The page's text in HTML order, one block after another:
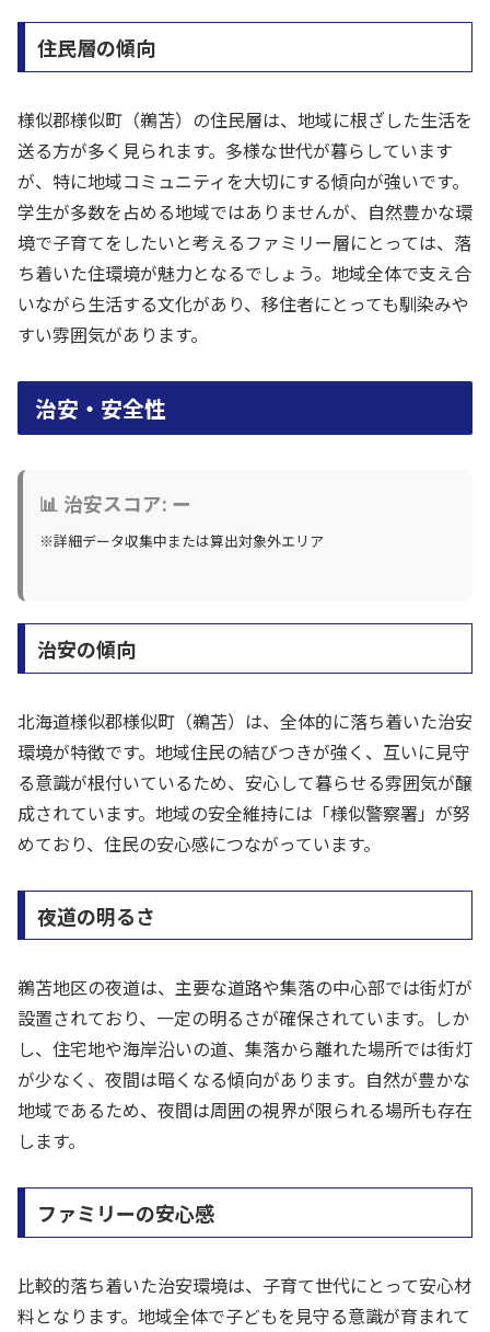
住民層の傾向
様似郡様似町（鵜苫）の住民層は、地域に根ざした生活を
送る方が多く見られます。多様な世代が暮らしています
が、特に地域コミュニティを大切にする傾向が強いです。
学生が多数を占める地域ではありませんが、自然豊かな環
境で子育てをしたいと考えるファミリー層にとっては、落
ち着いた住環境が魅力となるでしょう。地域全体で支え合
いながら生活する文化があり、移住者にとっても馴染みや
すい雰囲気があります。
治安・安全性
📊 治安スコア: ー
※詳細データ収集中または算出対象外エリア
治安の傾向
北海道様似郡様似町（鵜苫）は、全体的に落ち着いた治安
環境が特徴です。地域住民の結びつきが強く、互いに見守
る意識が根付いているため、安心して暮らせる雰囲気が醸
成されています。地域の安全維持には「様似警察署」が努
めており、住民の安心感につながっています。
夜道の明るさ
鵜苫地区の夜道は、主要な道路や集落の中心部では街灯が
設置されており、一定の明るさが確保されています。しか
し、住宅地や海岸沿いの道、集落から離れた場所では街灯
が少なく、夜間は暗くなる傾向があります。自然が豊かな
地域であるため、夜間は周囲の視界が限られる場所も存在
します。
ファミリーの安心感
比較的落ち着いた治安環境は、子育て世代にとって安心材
料となります。地域全体で子どもを見守る意識が育まれて